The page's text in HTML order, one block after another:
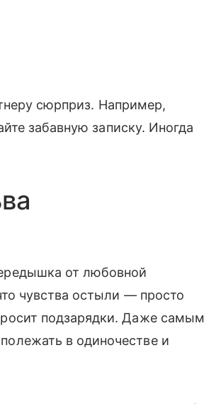
сюрприз. Например,
забавную записку. Иногда
от любовной
чувства остыли — просто
подзарядки. Даже самым
в одиночестве и